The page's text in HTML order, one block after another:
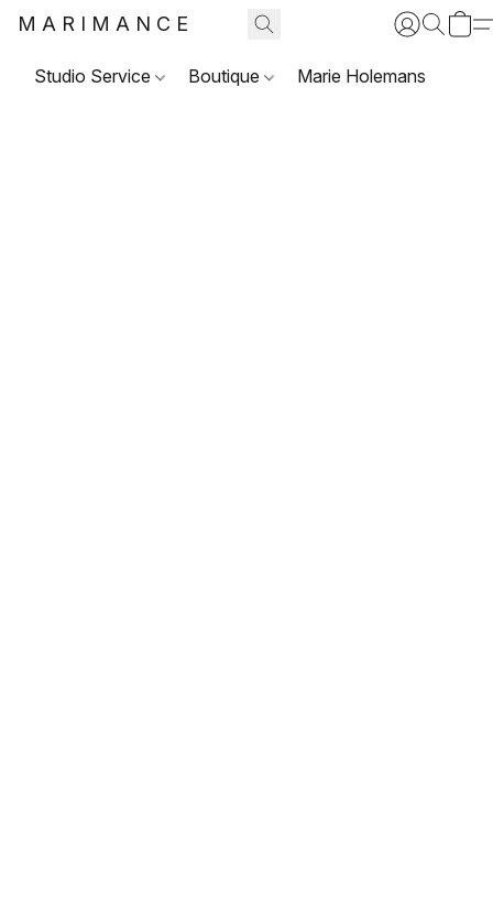
MARIMANCE
Studio Service Boutique Marie Holemans